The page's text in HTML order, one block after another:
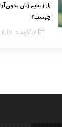
راز زیبایی زنان بدون
چیست؟
12 آگوست, 2017